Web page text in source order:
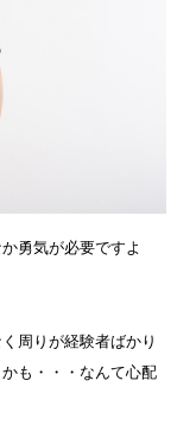
勇気が必要ですよ
周りが経験者ばかり
も・・・なんて心配